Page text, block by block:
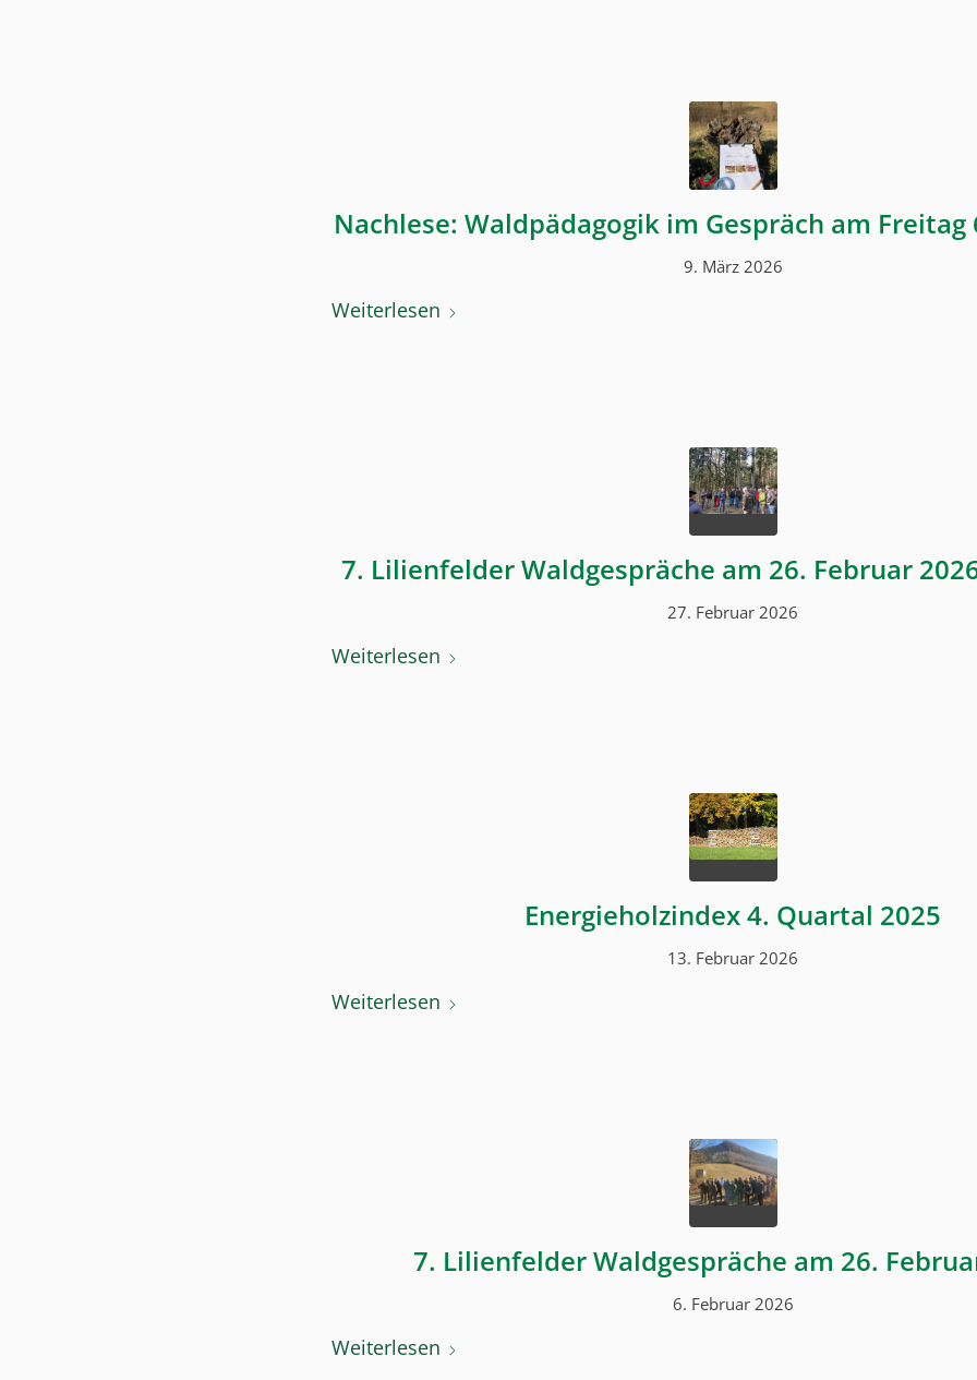
Nachlese: Waldpädagogik im Gespräch am Freitag
9. März 2026
Weiterlesen
7. Lilienfelder Waldgespräche am 26. Februar
27. Februar 2026
Weiterlesen
Energieholzindex 4. Quartal 2025
13. Februar 2026
Weiterlesen
7. Lilienfelder Waldgespräche am 26.
6. Februar 2026
Weiterlesen